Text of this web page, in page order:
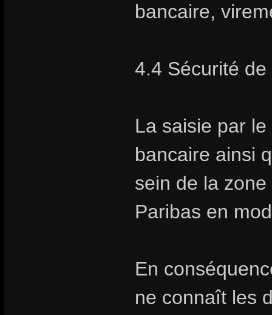
bancaire,
4.4 Sécurité
La saisie par
bancaire ainsi
sein de la
Paribas en
En
ne connaît les